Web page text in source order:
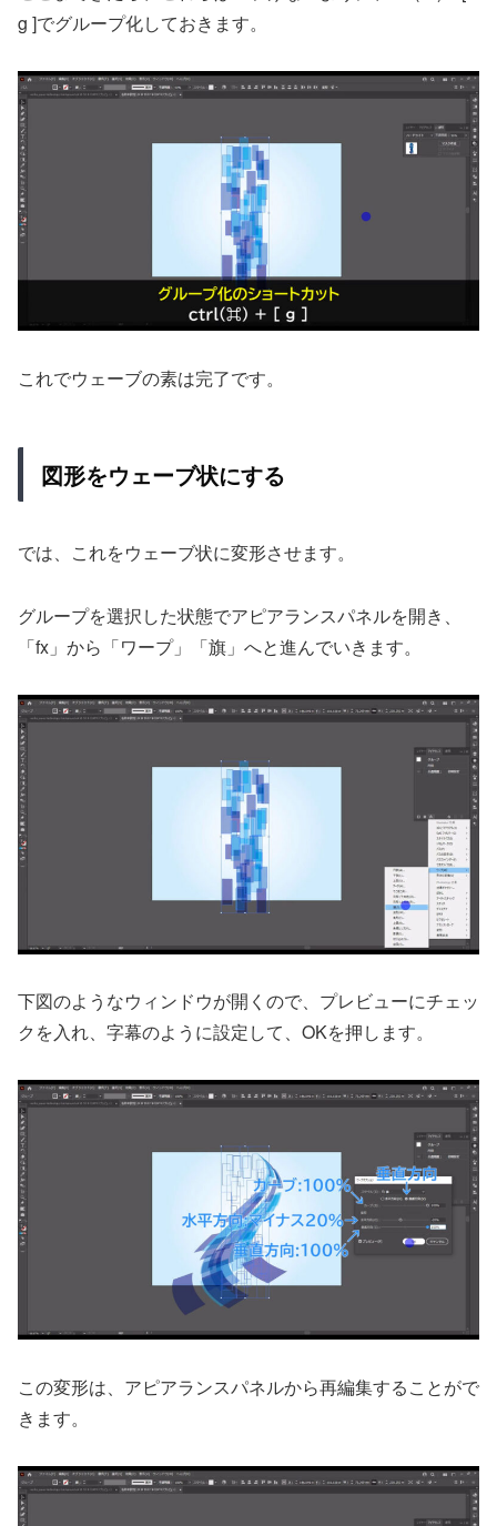
g ]でグループ化しておきます。
これでウェーブの素は完了です。
図形をウェーブ状にする
では、これをウェーブ状に変形させます。
グループを選択した状態でアピアランスパネルを開き、
「fx」から「ワープ」「旗」へと進んでいきます。
下図のようなウィンドウが開くので、プレビューにチェッ
クを入れ、字幕のように設定して、OKを押します。
この変形は、アピアランスパネルから再編集することがで
きます。